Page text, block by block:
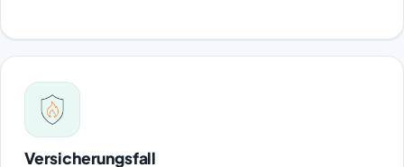
Versicherungsfall